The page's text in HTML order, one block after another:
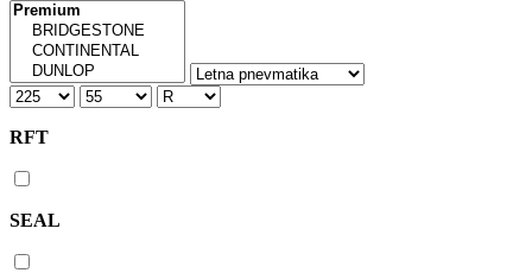
RFT
SEAL